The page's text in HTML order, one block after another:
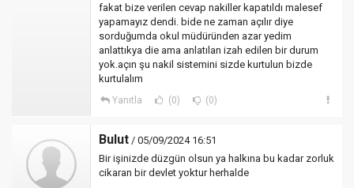
fakat bize verilen cevap nakiller kapatıldı malesef
yapamayız dendi. bide ne zaman açılır diye
sorduğumda okul müdüründen azar yedim
anlattıkya die ama anlatılan izah edilen bir durum
yok.açın şu nakil sistemini sizde kurtulun bizde
kurtulalım
Yanıtla (0) (0)
Bulut / 05/09/2024 16:51
Bir işinizde düzgün olsun ya halkına bu kadar zorluk
cikaran bir devlet yoktur herhalde